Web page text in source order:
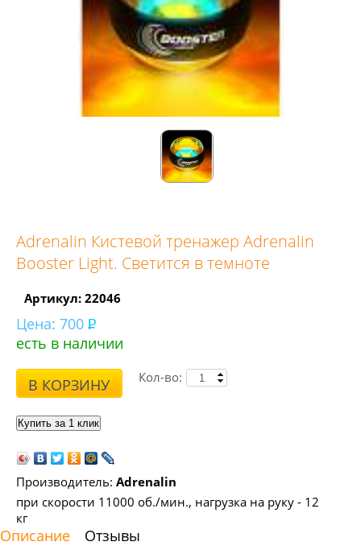
Adrenalin Кистевой тренажер Adrenalin
Booster Light. Светится в темноте
Артикул: 22046
Цена: 700
есть в наличии
В КОРЗИНУ Кол-во:
Производитель: Adrenalin
при скорости 11000 об./мин., нагрузка на руку - 12
кг
Описание Отзывы